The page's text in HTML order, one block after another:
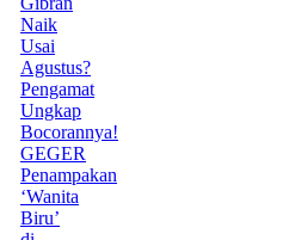
Naik
Usai
Agustus?
Pengamat
Ungkap
Bocorannya!
GEGER
Penampakan
‘Wanita
Biru’